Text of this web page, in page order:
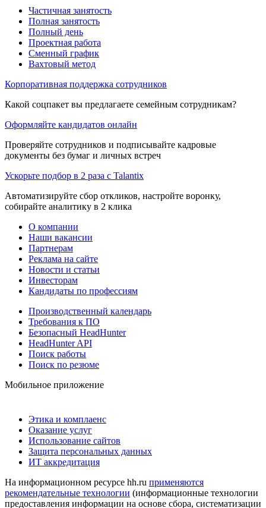
Частичная занятость
Полная занятость
Полный день
Проектная работа
Сменный график
Вахтовый метод
Корпоративная поддержка сотрудников
Какой соцпакет вы предлагаете семейным сотрудникам?
Оформляйте кандидатов онлайн
Проверяйте сотрудников и подписывайте кадровые
документы без бумаг и личных встреч
Ускорьте подбор в 2 раза с Talantix
Автоматизируйте сбор откликов, настройте воронку,
собирайте аналитику в 2 клика
О компании
Наши вакансии
Партнерам
Реклама на сайте
Новости и статьи
Инвесторам
Кандидаты по профессиям
Производственный календарь
Требования к ПО
Безопасный HeadHunter
HeadHunter API
Поиск работы
Поиск по резюме
Мобильное приложение
Этика и комплаенс
Оказание услуг
Использование сайтов
Защита персональных данных
ИТ аккредитация
На информационном ресурсе hh.ru применяются
рекомендательные технологии (информационные технологии
предоставления информации на основе сбора, систематизации